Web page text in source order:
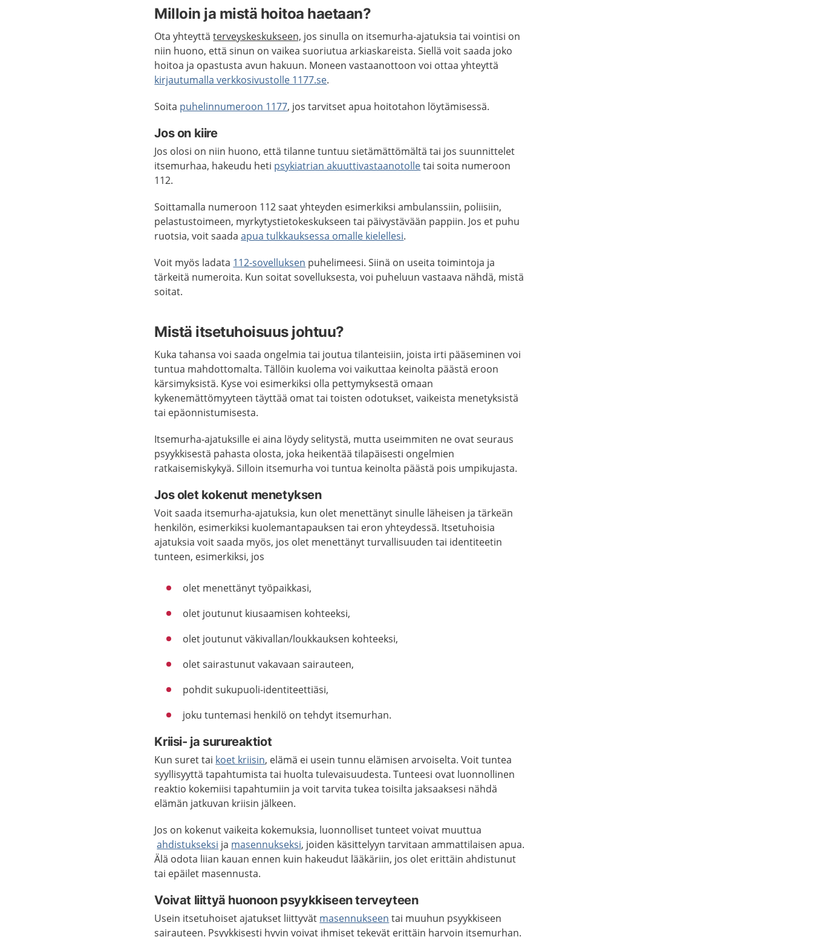
Milloin ja mistä hoitoa haetaan?
Ota yhteyttäterveyskeskukseen, jos sinulla on itsemurha-ajatuksia tai vointisi on
niin huono, että sinun on vaikea suoriutua arkiaskareista. Siellä voit saada joko
hoitoa ja opastusta avun hakuun. Moneen vastaanottoon voi ottaa yhteyttä
kirjautumalla verkkosivustolle 1177.se.
Soita puhelinnumeroon 1177, jos tarvitset apua hoitotahon löytämisessä.
Jos on kiire
Jos olosi on niin huono, että tilanne tuntuu sietämättömältä tai jos suunnittelet
itsemurhaa, hakeudu heti psykiatrian akuuttivastaanotolletai soita numeroon
112.
Soittamalla numeroon 112 saat yhteyden esimerkiksi ambulanssiin, poliisiin,
pelastustoimeen, myrkytystietokeskukseen tai päivystävään pappiin. Jos et puhu
ruotsia, voit saadaapua tulkkauksessa omalle kielellesi.
Voit myös ladata 112-sovelluksen puhelimeesi. Siinä on useita toimintoja ja
tärkeitä numeroita. Kun soitat sovelluksesta, voi puheluun vastaava nähdä, mistä
soitat.
Mistä itsetuhoisuus johtuu?
Kuka tahansa voi saada ongelmia tai joutua tilanteisiin, joista irti pääseminen voi
tuntua mahdottomalta. Tällöin kuolema voi vaikuttaa keinolta päästä eroon
kärsimyksistä. Kyse voi esimerkiksi olla pettymyksestä omaan
kykenemättömyyteen täyttää omat tai toisten odotukset, vaikeista menetyksistä
tai epäonnistumisesta.
Itsemurha-ajatuksille ei aina löydy selitystä, mutta useimmiten ne ovat seuraus
psyykkisestä pahasta olosta, joka heikentää tilapäisesti ongelmien
ratkaisemiskykyä. Silloin itsemurha voi tuntua keinolta päästä pois umpikujasta.
Jos olet kokenut menetyksen
Voit saada itsemurha-ajatuksia, kun olet menettänyt sinulle läheisen ja tärkeän
henkilön, esimerkiksi kuolemantapauksen tai eron yhteydessä. Itsetuhoisia
ajatuksia voit saada myös, jos olet menettänyt turvallisuuden tai identiteetin
tunteen, esimerkiksi, jos
olet menettänyt työpaikkasi,
olet joutunut kiusaamisen kohteeksi,
olet joutunut väkivallan/loukkauksen kohteeksi,
olet sairastunut vakavaan sairauteen,
pohdit sukupuoli-identiteettiäsi,
joku tuntemasi henkilö on tehdyt itsemurhan.
Kriisi- ja surureaktiot
Kun suret tai koet kriisin, elämä ei usein tunnu elämisen arvoiselta. Voit tuntea
syyllisyyttä tapahtumista tai huolta tulevaisuudesta. Tunteesi ovat luonnollinen
reaktio kokemiisi tapahtumiin ja voit tarvita tukea toisilta jaksaaksesi nähdä
elämän jatkuvan kriisin jälkeen.
Jos on kokenut vaikeita kokemuksia, luonnolliset tunteet voivat muuttua
ahdistukseksi ja masennukseksi, joiden käsittelyyn tarvitaan ammattilaisen apua.
Älä odota liian kauan ennen kuin hakeudut lääkäriin, jos olet erittäin ahdistunut
tai epäilet masennusta.
Voivat liittyä huonoon psyykkiseen terveyteen
Usein itsetuhoiset ajatukset liittyvät masennukseen tai muuhun psyykkiseen
sairauteen. Psyykkisesti hyvin voivat ihmiset tekevät erittäin harvoin itsemurhan.